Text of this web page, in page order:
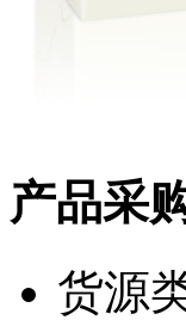
产品采
货源